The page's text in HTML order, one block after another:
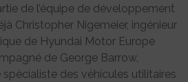
de l’équipe de développement
Christopher Nigemeier, ingénieur
de Hyundai Motor Europe
de George Barrow,
des véhicules utilitaires